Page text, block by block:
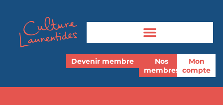
Devenir membre
Nos
membres
Mon
compte